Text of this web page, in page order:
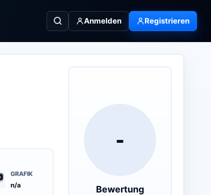
Anmelden Registrieren
GRAFIK
n/a
-
Bewertung